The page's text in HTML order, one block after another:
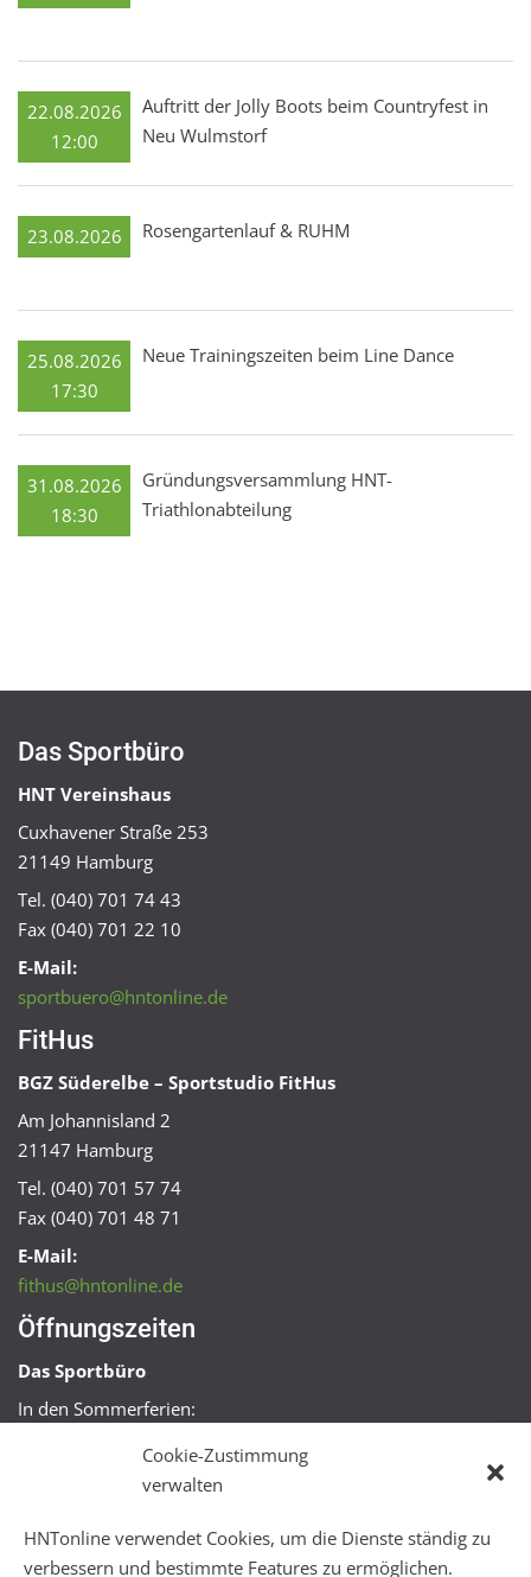
Cookie-Zustimmung
verwalten
HNTonline verwendet Cookies, um die Dienste ständig zu
verbessern und bestimmte Features zu ermöglichen.
22.08.2026
12:00
Auftritt der Jolly Boots beim Countryfest in
Neu Wulmstorf
23.08.2026 Rosengartenlauf & RUHM
25.08.2026
17:30
Neue Trainingszeiten beim Line Dance
31.08.2026
18:30
Gründungsversammlung HNT-
Triathlonabteilung
Das Sportbüro
HNT Vereinshaus
Cuxhavener Straße 253
21149 Hamburg
Tel. (040) 701 74 43
Fax (040) 701 22 10
E-Mail:
sportbuero@hntonline.de
FitHus
BGZ Süderelbe – Sportstudio FitHus
Am Johannisland 2
21147 Hamburg
Tel. (040) 701 57 74
Fax (040) 701 48 71
E-Mail:
fithus@hntonline.de
Öffnungszeiten
Das Sportbüro
In den Sommerferien:
Mo + Mi 16:00 – 18:00 Uhr
Mo – Fr 08:00 – 22:00 Uhr